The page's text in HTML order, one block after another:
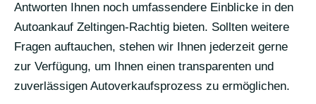
Antworten Ihnen noch umfassendere Einblicke in den
Autoankauf Zeltingen-Rachtig bieten. Sollten weitere
Fragen auftauchen, stehen wir Ihnen jederzeit gerne
zur Verfügung, um Ihnen einen transparenten und
zuverlässigen Autoverkaufsprozess zu ermöglichen.